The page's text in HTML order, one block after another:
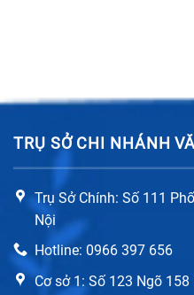
TRỤ SỞ CHI NHÁNH
Trụ Sở Chính: Số 111
Nội
Hotline: 0966 397 656
Cơ sở 1: Số 123 Ngõ